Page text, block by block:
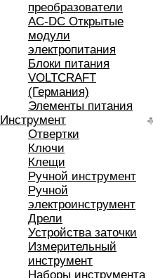
преобразователи
AC-DC Открытые
модули
электропитания
Блоки питания
VOLTCRAFT
(Германия)
Элементы питания
Инструмент
Отвертки
Ключи
Клещи
Ручной инструмент
Ручной
электроинструмент
Дрели
Устройства заточки
Измерительный
инструмент
Наборы инструмента